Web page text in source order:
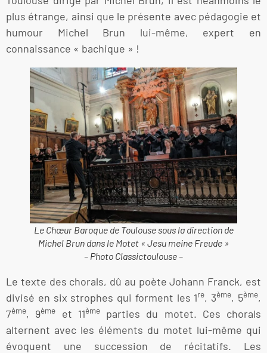
plus étrange, ainsi que le présente avec pédagogie et
humour Michel Brun lui-même, expert en
connaissance « bachique » !
Le Chœur Baroque de Toulouse sous la direction de
Michel Brun dans le Motet « Jesu meine Freude »
– Photo Classictoulouse –
Le texte des chorals, dû au poète Johann Franck, est
divisé en six strophes qui forment les 1re, 3ème, 5ème,
7ème, 9ème et 11èmeparties du motet. Ces chorals
alternent avec les éléments du motet lui-même qui
évoquent une succession de récitatifs. Les